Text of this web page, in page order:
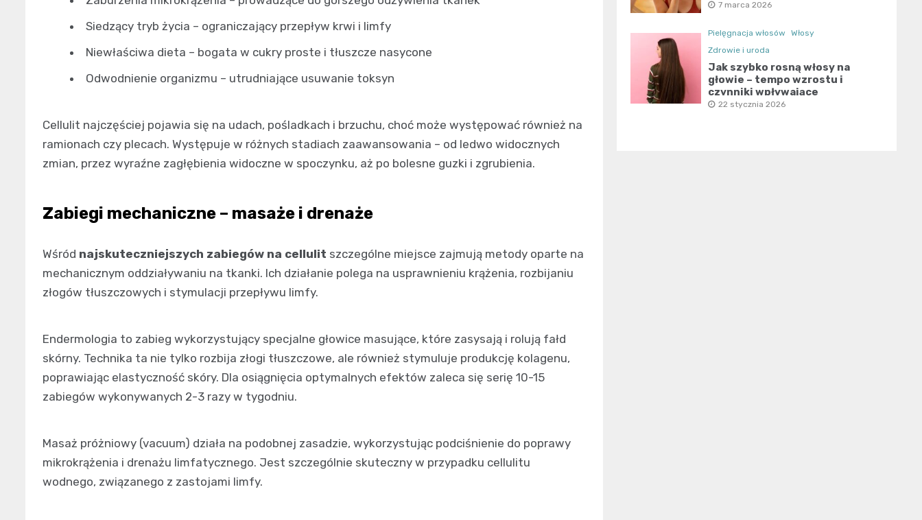
Siedzący tryb życia – ograniczający przepływ krwi i limfy
Niewłaściwa dieta – bogata w cukry proste i tłuszcze nasycone
Odwodnienie organizmu – utrudniające usuwanie toksyn
Cellulit najczęściej pojawia się na udach, pośladkach i brzuchu, choć może występować również na
ramionach czy plecach. Występuje w różnych stadiach zaawansowania – od ledwo widocznych
zmian, przez wyraźne zagłębienia widoczne w spoczynku, aż po bolesne guzki i zgrubienia.
Zabiegi mechaniczne – masaże i drenaże
Wśród najskuteczniejszych zabiegów na cellulit szczególne miejsce zajmują metody oparte na
mechanicznym oddziaływaniu na tkanki. Ich działanie polega na usprawnieniu krążenia, rozbijaniu
złogów tłuszczowych i stymulacji przepływu limfy.
Endermologia to zabieg wykorzystujący specjalne głowice masujące, które zasysają i rolują fałd
skórny. Technika ta nie tylko rozbija złogi tłuszczowe, ale również stymuluje produkcję kolagenu,
poprawiając elastyczność skóry. Dla osiągnięcia optymalnych efektów zaleca się serię 10-15
zabiegów wykonywanych 2-3 razy w tygodniu.
Masaż próżniowy (vacuum) działa na podobnej zasadzie, wykorzystując podciśnienie do poprawy
mikrokrążenia i drenażu limfatycznego. Jest szczególnie skuteczny w przypadku cellulitu
wodnego, związanego z zastojami limfy.
7 marca 2026
Pielęgnacja włosów
Włosy
Zdrowie i uroda
Jak szybko rosną włosy na
głowie – tempo wzrostu i
czynniki wpływające
22 stycznia 2026